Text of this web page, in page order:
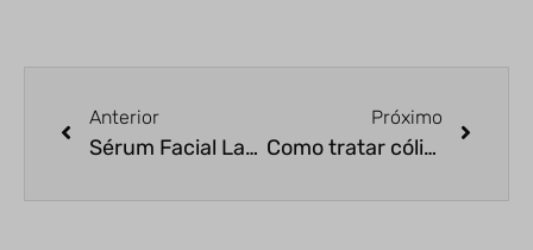
Anterior
Sérum Facial Larica
Próximo
Como tratar cólica menstrual com aromaterapia